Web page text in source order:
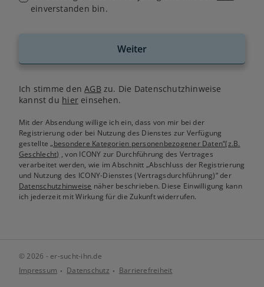
einverstanden bin.
Weiter
Ich stimme denAGB zu. Die Datenschutzhinweise
kannst du hiereinsehen.
Mit der Absendung willige ich ein, dass von mir bei der
Registrierung oder bei Nutzung des Dienstes zur Verfügung
gestellte„besondere Kategorien personenbezogener Daten“(z.B.
Geschlecht) , von ICONY zur Durchführung des Vertrages
verarbeitet werden, wie im Abschnitt „Abschluss der Registrierung
und Nutzung des ICONY-Dienstes (Vertragsdurchführung)“ der
Datenschutzhinweise näher beschrieben. Diese Einwilligung kann
ich jederzeit mit Wirkung für die Zukunft widerrufen.
© 2026 - er-sucht-ihn.de
Impressum
Datenschutz Barrierefreiheit